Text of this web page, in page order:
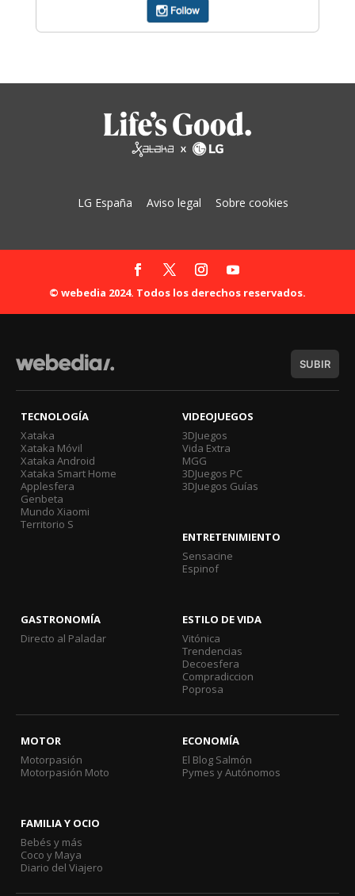
LG España Aviso legal Sobre cookies
© webedia 2024. Todos los derechos reservados.
SUBIR
TECNOLOGÍA
Xataka
Xataka Móvil
Xataka Android
Xataka Smart Home
Applesfera
Genbeta
Mundo Xiaomi
Territorio S
VIDEOJUEGOS
3DJuegos
Vida Extra
MGG
3DJuegos PC
3DJuegos Guías
ENTRETENIMIENTO
Sensacine
Espinof
GASTRONOMÍA
Directo al Paladar
ESTILO DE VIDA
Vitónica
Trendencias
Decoesfera
Compradiccion
Poprosa
MOTOR
Motorpasión
Motorpasión Moto
ECONOMÍA
El Blog Salmón
Pymes y Autónomos
FAMILIA Y OCIO
Bebés y más
Coco y Maya
Diario del Viajero